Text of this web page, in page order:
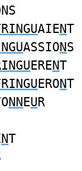
AIENT
ASSIONS
ERENT
ERONT
NNEUR
NT